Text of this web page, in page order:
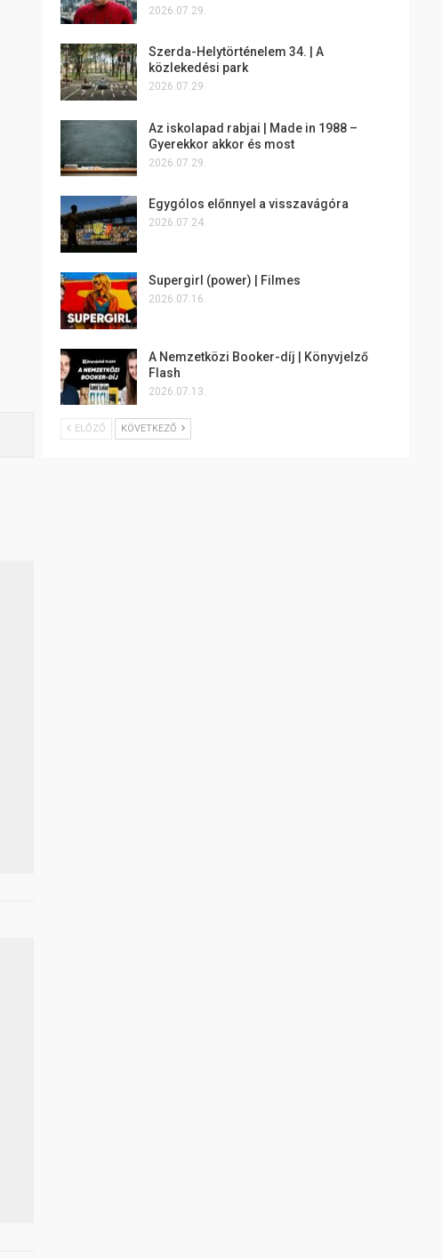
2026.07.29.
Szerda-Helytörténelem 34. | A
közlekedési park
2026.07.29.
Az iskolapad rabjai | Made in 1988 –
Gyerekkor akkor és most
2026.07.29.
Egygólos előnnyel a visszavágóra
2026.07.24.
Supergirl (power) | Filmes
2026.07.16.
A Nemzetközi Booker-díj | Könyvjelző
Flash
2026.07.13.
ELŐZŐ KÖVETKEZŐ